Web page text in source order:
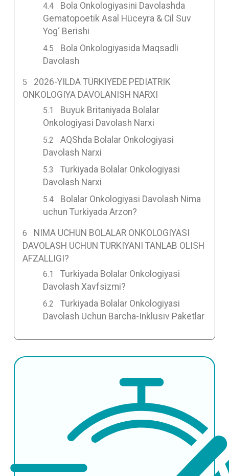
Bola Onkologiyasini Davolashda
Gematopoetik Asal Hüceyra & Cil Suv
Yog‘ Berishi
Bola Onkologiyasida Maqsadli
Davolash
2026-YILDA TÜRKIYEDE PEDIATRIK
ONKOLOGIYA DAVOLANISH NARXI
Buyuk Britaniyada Bolalar
Onkologiyasi Davolash Narxi
AQShda Bolalar Onkologiyasi
Davolash Narxi
Turkiyada Bolalar Onkologiyasi
Davolash Narxi
Bolalar Onkologiyasi Davolash Nima
uchun Turkiyada Arzon?
NIMA UCHUN BOLALAR ONKOLOGIYASI
DAVOLASH UCHUN TURKIYANI TANLAB OLISH
AFZALLIGI?
Turkiyada Bolalar Onkologiyasi
Davolash Xavfsizmi?
Turkiyada Bolalar Onkologiyasi
Davolash Uchun Barcha-Inklusiv Paketlar